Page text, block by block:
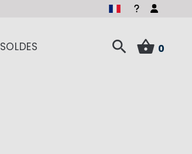
SOLDES 0